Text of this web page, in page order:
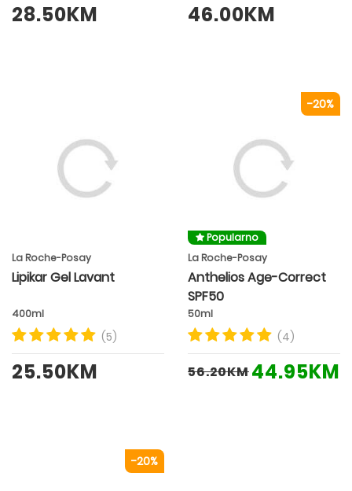
28.50KM 46.00KM
La Roche-Posay
Lipikar Gel Lavant
400ml
(5)
25.50KM
-20%
Popularno
La Roche-Posay
Anthelios Age-Correct
SPF50
50ml
(4)
56.20KM44.95KM
-20%